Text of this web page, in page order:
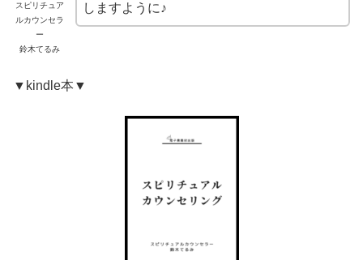
スピリチュア
ルカウンセラ
ー
鈴木てるみ
しますように♪
▼kindle本▼